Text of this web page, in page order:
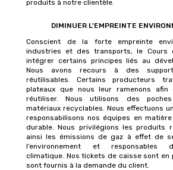
produits à notre clientèle.
DIMINUER L'EMPREINTE
Conscient de la forte empreinte
industries et des transports, le Cours
intégrer certains principes liés au
Nous avons recours à des
réutilisables. Certains producteurs
plateaux que nous leur ramenons afin
réutiliser. Nous utilisons des poches
matériaux recyclables. Nous effectuons
responsabilisons nos équipes en
durable. Nous privilégions les produits
ainsi les émissions de gaz à effet de
l’environnement et responsables
climatique. Nos tickets de caisse sont en
sont fournis à la demande du client.